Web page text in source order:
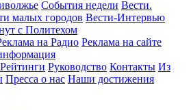
События недели Вести.
малых городов Вести-Интервью
с Политехом
на Радио Реклама на сайте
Рейтинги Руководство Контакты Из
Пресса о нас Наши достижения